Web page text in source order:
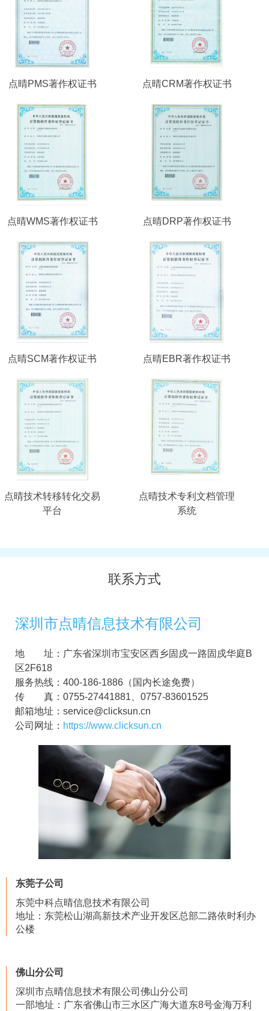
点晴PMS著作权证书 点晴CRM著作权证书
点晴WMS著作权证书 点晴DRP著作权证书
点晴SCM著作权证书 点晴EBR著作权证书
点晴技术转移转化交易
平台
点晴技术专利文档管理
系统
联系方式
深圳市点晴信息技术有限公司
地 址：广东省深圳市宝安区西乡固戍一路固戍华庭B
区2F618
服务热线：400-186-1886（国内长途免费）
传 真：0755-27441881、0757-83601525
邮箱地址：service@clicksun.cn
公司网址： https://www.clicksun.cn
东莞子公司
东莞中科点晴信息技术有限公司
地址：东莞松山湖高新技术产业开发区总部二路依时利办
公楼
佛山分公司
深圳市点晴信息技术有限公司佛山分公司
一部地址：广东省佛山市三水区广海大道东8号金海万利